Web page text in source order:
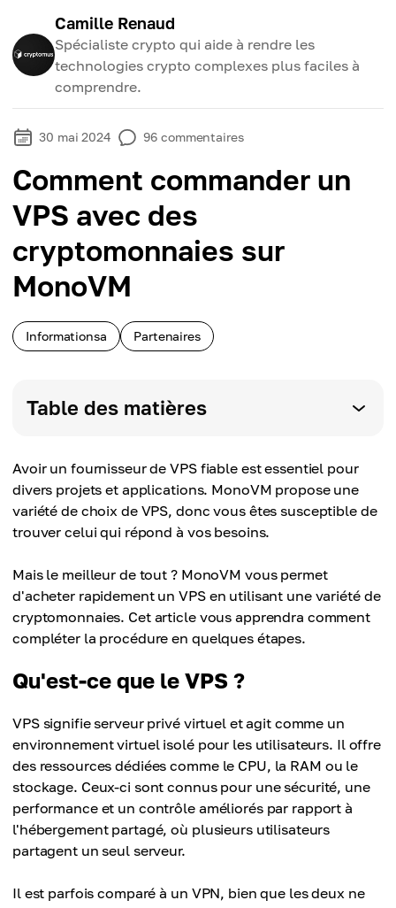
Camille Renaud
Spécialiste crypto qui aide à rendre les
technologies crypto complexes plus faciles à
comprendre.
30 mai 2024 96 commentaires
Comment commander un
VPS avec des
cryptomonnaies sur
MonoVM
Informationsa Partenaires
Table des matières
Avoir un fournisseur de VPS fiable est essentiel pour
divers projets et applications. MonoVM propose une
variété de choix de VPS, donc vous êtes susceptible de
trouver celui qui répond à vos besoins.
Mais le meilleur de tout ? MonoVM vous permet
d'acheter rapidement un VPS en utilisant une variété de
cryptomonnaies. Cet article vous apprendra comment
compléter la procédure en quelques étapes.
Qu'est-ce que le VPS ?
VPS signifie serveur privé virtuel et agit comme un
environnement virtuel isolé pour les utilisateurs. Il offre
des ressources dédiées comme le CPU, la RAM ou le
stockage. Ceux-ci sont connus pour une sécurité, une
performance et un contrôle améliorés par rapport à
l'hébergement partagé, où plusieurs utilisateurs
partagent un seul serveur.
Il est parfois comparé à un VPN, bien que les deux ne